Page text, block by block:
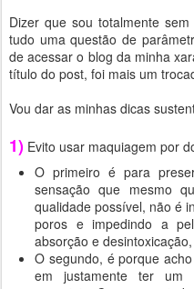
Dizer que sou totalmente
tudo uma questão de
de acessar o blog da minha
título do post, foi mais um
Vou dar as minhas dicas
1) Evito usar maquiagem por
O primeiro é para
sensação que mesmo
qualidade possível, não é
poros e impedindo a
absorção e
O segundo, é porque
em justamente ter um